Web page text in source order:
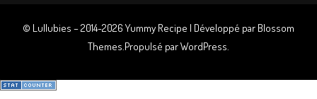
© Lullubies – 2014-2026Yummy Recipe | Développé par Blossom
Themes.Propulsé parWordPress.